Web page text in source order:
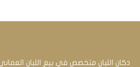
دكان اللبان متخصص في بيع اللبان